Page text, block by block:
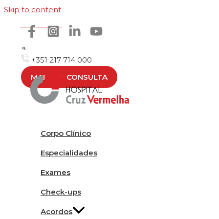
Skip to content
Como chegar
+351 217 714 000
MARCAR CONSULTA
Corpo Clínico
Especialidades
Exames
Check-ups
Acordos